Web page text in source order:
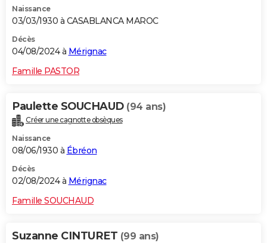
Naissance
03/03/1930 à CASABLANCA MAROC
Décès
04/08/2024 à Mérignac
Famille PASTOR
Paulette SOUCHAUD (94 ans)
Créer une cagnotte obsèques
Naissance
08/06/1930 à Ébréon
Décès
02/08/2024 à Mérignac
Famille SOUCHAUD
Suzanne CINTURET (99 ans)